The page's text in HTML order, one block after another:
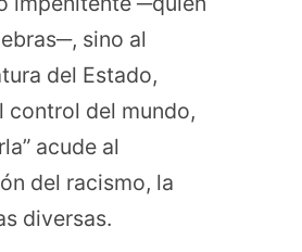
sino al
del Estado,
control del mundo,
acude al
del racismo, la
diversas.